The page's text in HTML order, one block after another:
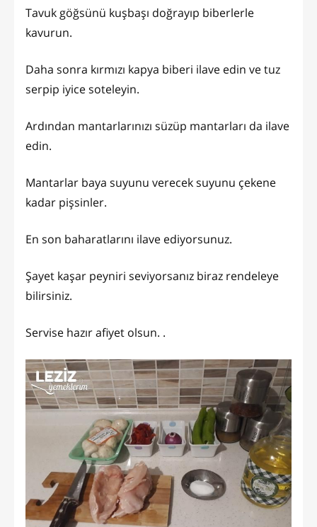
Tavuk göğsünü kuşbaşı doğrayıp biberlerle
kavurun.
Daha sonra kırmızı kapya biberi ilave edin ve tuz
serpip iyice soteleyin.
Ardından mantarlarınızı süzüp mantarları da ilave
edin.
Mantarlar baya suyunu verecek suyunu çekene
kadar pişsinler.
En son baharatlarını ilave ediyorsunuz.
Şayet kaşar peyniri seviyorsanız biraz rendeleye
bilirsiniz.
Servise hazır afiyet olsun. .